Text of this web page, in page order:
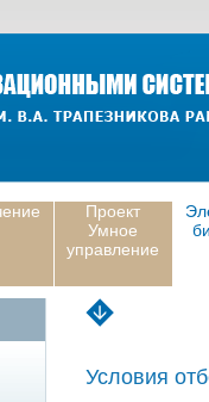
Проект
Умное
управление
Условия